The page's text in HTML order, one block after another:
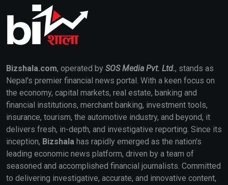
Bizshala.com, operated by SOS Media Pvt. Ltd., stands as
Nepal's premier financial news portal. With a keen focus on
the economy, capital markets, real estate, banking and
financial institutions, merchant banking, investment tools,
insurance, tourism, the automotive industry, and beyond, it
delivers fresh, in-depth, and investigative reporting. Since its
inception, Bizshala has rapidly emerged as the nation's
leading economic news platform, driven by a team of
seasoned and accomplished financial journalists. Committed
to delivering investigative, accurate, and innovative content,